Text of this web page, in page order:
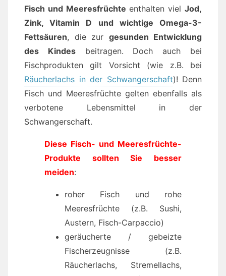
Fisch und Meeresfrüchte enthalten vielJod,
Zink, Vitamin D und wichtige Omega-3-
Fettsäuren, die zur gesunden Entwicklung
des Kindesbeitragen. Doch auch bei
Fischprodukten gilt Vorsicht (wie z.B. bei
Räucherlachs in der Schwangerschaft)! Denn
Fisch und Meeresfrüchte gelten ebenfalls als
verbotene Lebensmittel in der
Schwangerschaft.
Diese Fisch- und Meeresfrüchte-
Produkte sollten Sie besser
meiden:
roher Fisch und rohe
Meeresfrüchte (z.B. Sushi,
Austern, Fisch-Carpaccio)
geräucherte / gebeizte
Fischerzeugnisse (z.B.
Räucherlachs, Stremellachs,